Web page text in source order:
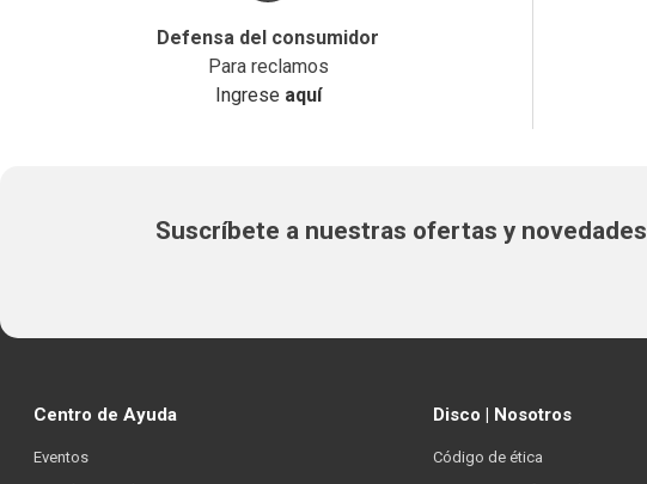
Defensa del consumidor
Para reclamos
Ingrese aquí
Suscríbete a nuestras ofertas y novedades
Centro de Ayuda
Eventos
Disco | Nosotros
Código de ética